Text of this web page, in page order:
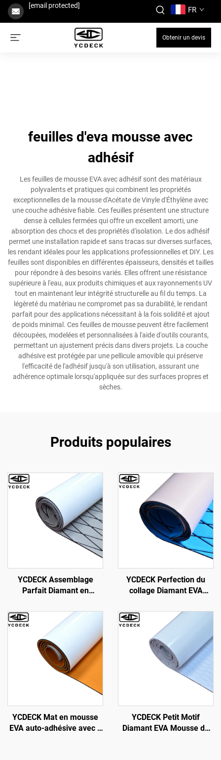
[email protected] FR
Obtenir un devis
feuilles d'eva mousse avec
adhésif
Les feuilles de mousse EVA avec adhésif sont des matériaux
polyvalents et pratiques qui combinent les propriétés
exceptionnelles de la mousse d'Acétate de Vinyle d'Éthylène avec
une couche adhésive fiable. Ces feuilles présentent une structure
dense à cellules fermées qui offre un excellent amorti, une
absorption des chocs et des propriétés d'isolation. Le dos adhésif
permet une installation rapide et sans tracas sur diverses surfaces,
les rendant idéales pour les applications professionnelles et DIY. Les
feuilles sont disponibles en différentes épaisseurs, densités et tailles
pour répondre à des besoins variés. Elles offrent une résistance
supérieure à l'eau, aux produits chimiques et aux rayonnements UV
tout en maintenant leur intégrité structurelle au fil du temps. La
légèreté du matériau ne compromet pas sa durabilité, le rendant
parfait pour des applications nécessitant à la fois solidité et ajout
de poids minimal. Ces feuilles de mousse peuvent être facilement
découpées, modelées et personnalisées à l'aide d'outils courants,
permettant un ajustement précis dans divers projets. La couche
adhésive est protégée par une pellicule amovible qui préserve
l'efficacité de l'adhésif jusqu'à son utilisation, assurant une
adhérence optimale lorsqu'appliquée sur des surfaces propres et
sèches.
Produits populaires
YCDECK Assemblage
Parfait Diamant en
Pont Marin pour Bateau
Non-Dérapante pour
Bateaux à Moteur Jon,
Pad de Barre de Yacht, Sol
de Camping-Car
YCDECK Perfection du
collage Diamant EVA
Bateau à moteur Yacht
Kayak VR
YCDECK Mat en mousse
EVA auto-adhésive avec 2
YCDECK Petit Motif
Diamant EVA Mousse de